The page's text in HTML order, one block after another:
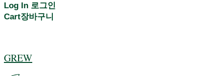
Log In 로그인
Cart장바구니
GREW